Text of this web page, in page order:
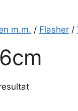
m.m. / Flasher/